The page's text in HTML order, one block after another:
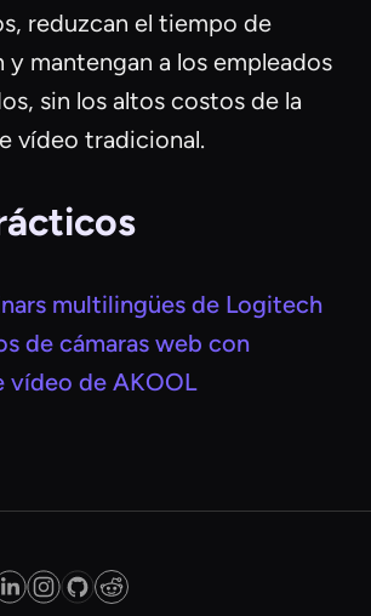
reduzcan el tiempo de
mantengan a los empleados
sin los altos costos de la
vídeo tradicional.
multilingües de Logitech
de cámaras web con
vídeo de AKOOL